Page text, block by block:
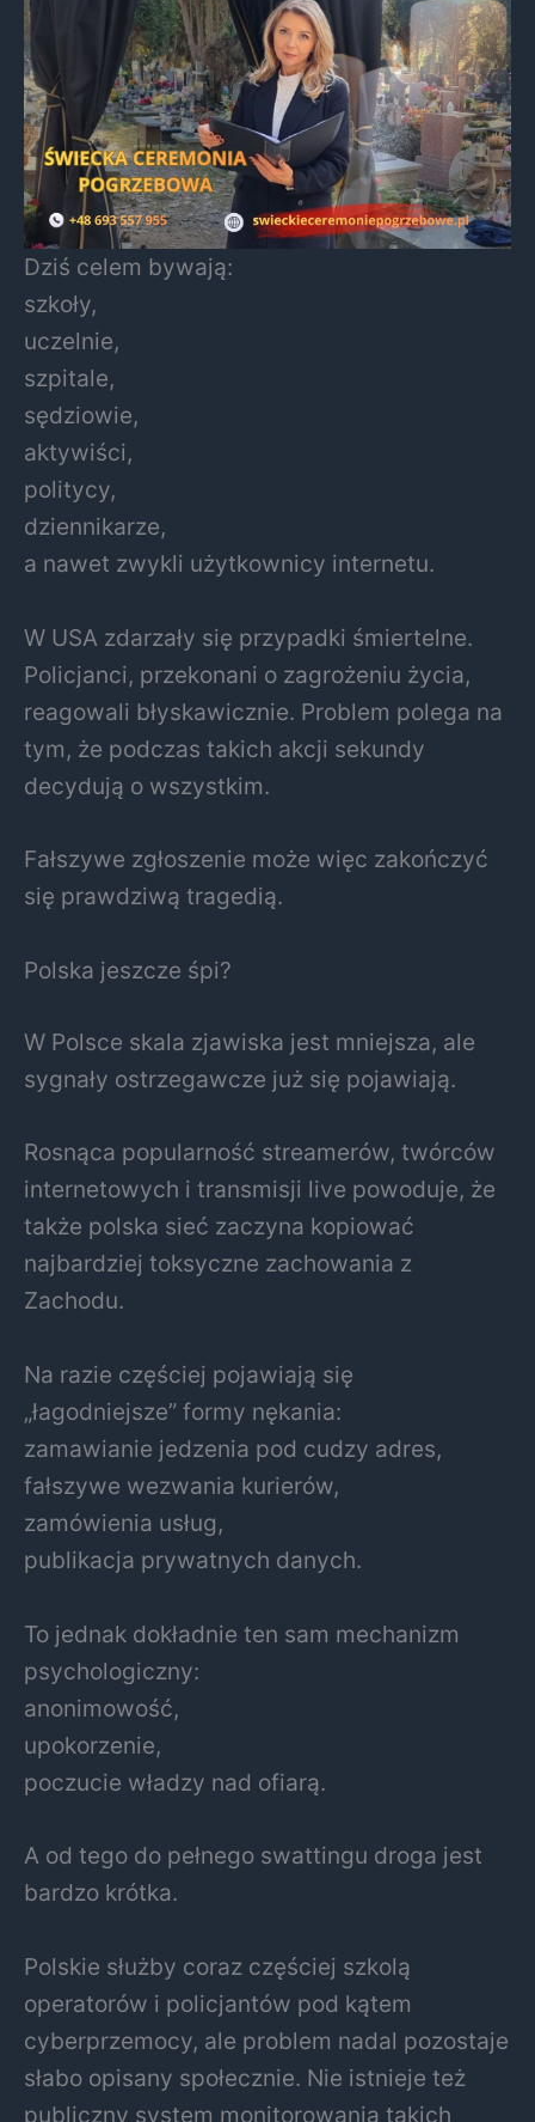
Dziś celem bywają:
szkoły,
uczelnie,
szpitale,
sędziowie,
aktywiści,
politycy,
dziennikarze,
a nawet zwykli użytkownicy internetu.
W USA zdarzały się przypadki śmiertelne.
Policjanci, przekonani o zagrożeniu życia,
reagowali błyskawicznie. Problem polega na
tym, że podczas takich akcji sekundy
decydują o wszystkim.
Fałszywe zgłoszenie może więc zakończyć
się prawdziwą tragedią.
Polska jeszcze śpi?
W Polsce skala zjawiska jest mniejsza, ale
sygnały ostrzegawcze już się pojawiają.
Rosnąca popularność streamerów, twórców
internetowych i transmisji live powoduje, że
także polska sieć zaczyna kopiować
najbardziej toksyczne zachowania z
Zachodu.
Na razie częściej pojawiają się
„łagodniejsze” formy nękania:
zamawianie jedzenia pod cudzy adres,
fałszywe wezwania kurierów,
zamówienia usług,
publikacja prywatnych danych.
To jednak dokładnie ten sam mechanizm
psychologiczny:
anonimowość,
upokorzenie,
poczucie władzy nad ofiarą.
A od tego do pełnego swattingu droga jest
bardzo krótka.
Polskie służby coraz częściej szkolą
operatorów i policjantów pod kątem
cyberprzemocy, ale problem nadal pozostaje
słabo opisany społecznie. Nie istnieje też
publiczny system monitorowania takich